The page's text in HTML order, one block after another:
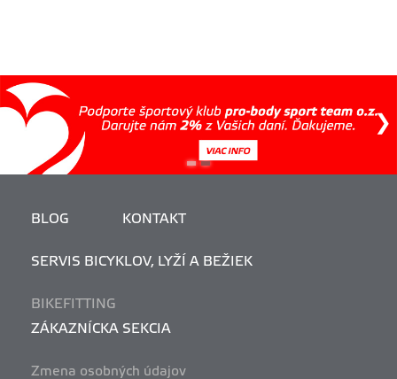
BLOG KONTAKT
SERVIS BICYKLOV, LYŽÍ A BEŽIEK
BIKEFITTING
ZÁKAZNÍCKA SEKCIA
Zmena osobných údajov